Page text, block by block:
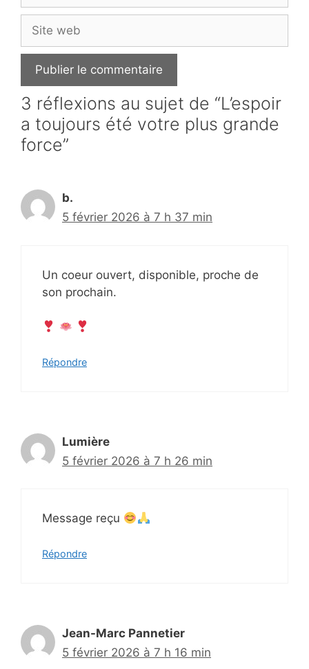
Site
web
3 réflexions au sujet de “L’espoir
a toujours été votre plus grande
force”
b.
5 février 2026 à 7 h 37 min
Un coeur ouvert, disponible, proche de
son prochain.
Répondre
Lumière
5 février 2026 à 7 h 26 min
Message reçu
Répondre
Jean-Marc Pannetier
5 février 2026 à 7 h 16 min